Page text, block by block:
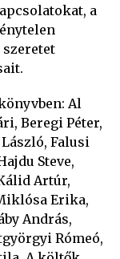
a
szeretet
Al
Beregi Péter,
Falusi
Steve,
Artúr,
Erika,
András,
Rómeó,